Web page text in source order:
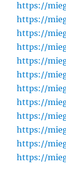
https://
https://
https://
https://
https://
https://
https://
https://
https://
https://
https://
https://